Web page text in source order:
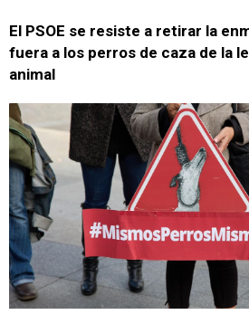
El PSOE se resiste a retirar la
fuera a los perros de caza de la
animal